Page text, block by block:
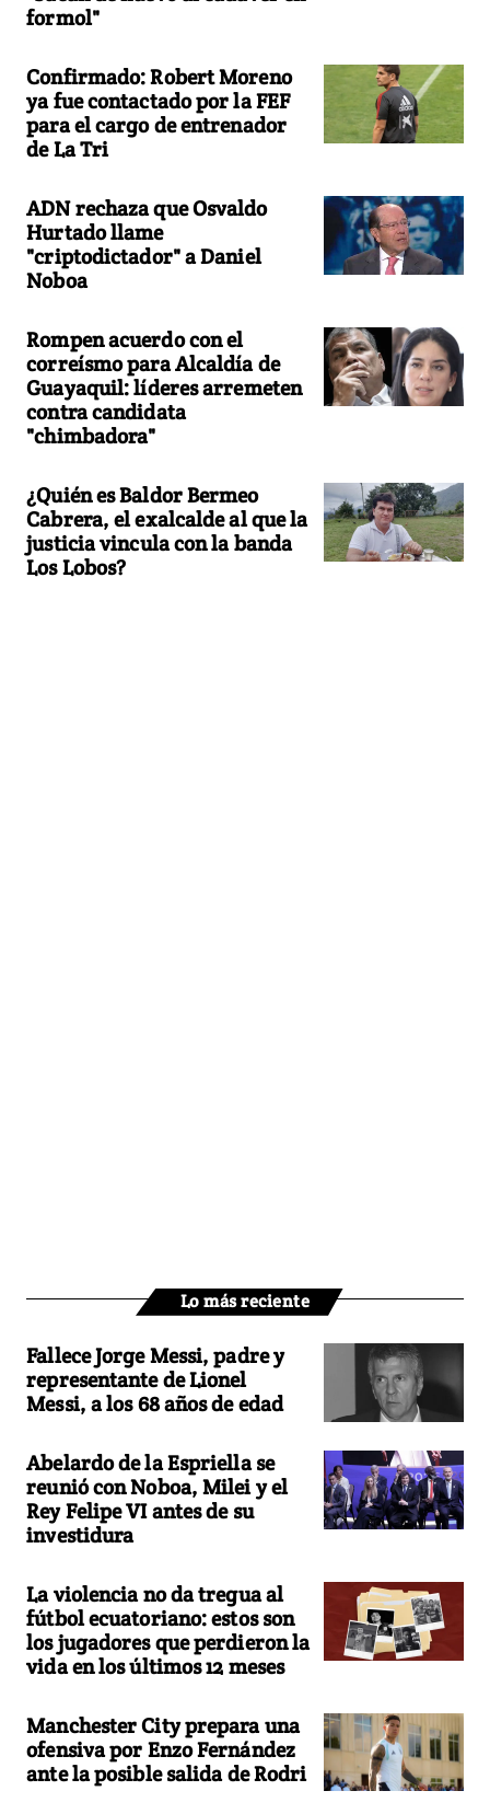
formol"
Confirmado: Robert Moreno
ya fue contactado por la FEF
para el cargo de entrenador
de La Tri
ADN rechaza que Osvaldo
Hurtado llame
"criptodictador" a Daniel
Noboa
Rompen acuerdo con el
correísmo para Alcaldía de
Guayaquil: líderes arremeten
contra candidata
"chimbadora"
¿Quién es Baldor Bermeo
Cabrera, el exalcalde al que la
justicia vincula con la banda
Los Lobos?
Lo más reciente
Fallece Jorge Messi, padre y
representante de Lionel
Messi, a los 68 años de edad
Abelardo de la Espriella se
reunió con Noboa, Milei y el
Rey Felipe VI antes de su
investidura
La violencia no da tregua al
fútbol ecuatoriano: estos son
los jugadores que perdieron la
vida en los últimos 12 meses
Manchester City prepara una
ofensiva por Enzo Fernández
ante la posible salida de Rodri